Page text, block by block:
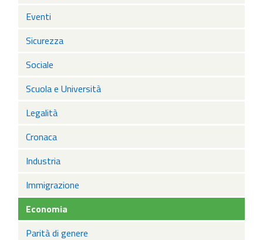
Eventi
Sicurezza
Sociale
Scuola e Università
Legalità
Cronaca
Industria
Immigrazione
Economia
Parità di genere